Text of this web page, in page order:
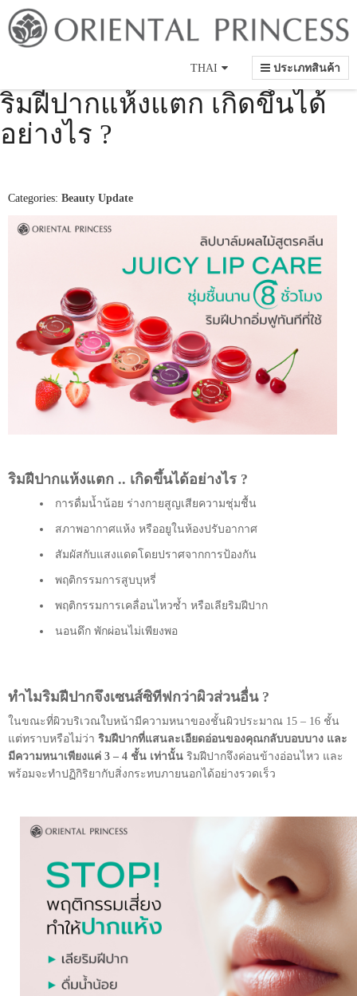
ประเภทสินค้า
THAI
ริมฝีปากแห้งแตก เกิดขึ้นได้
อย่างไร ?
Categories: Beauty Update
ริมฝีปากแห้งแตก .. เกิดขึ้นได้อย่างไร ?
การดื่มน้ำน้อย ร่างกายสูญเสียความชุ่มชื้น
สภาพอากาศแห้ง หรืออยูในห้องปรับอากาศ
สัมผัสกับแสงแดดโดยปราศจากการป้องกัน
พฤติกรรมการสูบบุหรี่
พฤติกรรมการเคลื่อนไหวซ้ำ หรือเลียริมฝีปาก
นอนดึก พักผ่อนไม่เพียงพอ
ทำไมริมฝีปากจึงเซนส์ซิทีฟกว่าผิวส่วนอื่น ?
ในขณะที่ผิวบริเวณใบหน้ามีความหนาของชั้นผิวประมาณ 15 – 16 ชั้น
แต่ทราบหรือไม่ว่า ริมฝีปากที่แสนละเอียดอ่อนของคุณกลับบอบบาง และ
มีความหนาเพียงแค่ 3 – 4 ชั้น เท่านั้น ริมฝีปากจึงค่อนข้างอ่อนไหว และ
พร้อมจะทำปฏิกิริยากับสิ่งกระทบภายนอกได้อย่างรวดเร็ว